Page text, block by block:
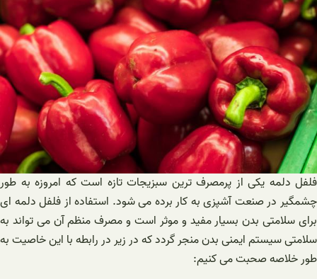
فلفل دلمه یکی از پرمصرف ترین سبزیجات تازه است که امروزه به طور
چشمگیر در صنعت آشپزی به کار برده می شود. استفاده از فلفل دلمه ای
برای سلامتی بدن بسیار مفید و موثر است و مصرف منظم آن می تواند به
سلامتی سیستم ایمنی بدن منجر گردد که در زیر در رابطه با این خاصیت به
طور خلاصه صحبت می کنیم: